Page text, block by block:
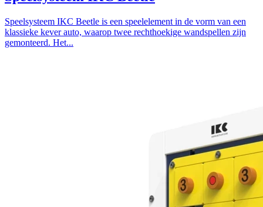
Speelsysteem IKC Beetle is een speelelement in de vorm van een
klassieke kever auto, waarop twee rechthoekige wandspellen zijn
gemonteerd. Het...